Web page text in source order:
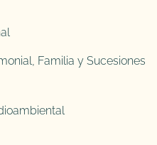
Familia y Sucesiones